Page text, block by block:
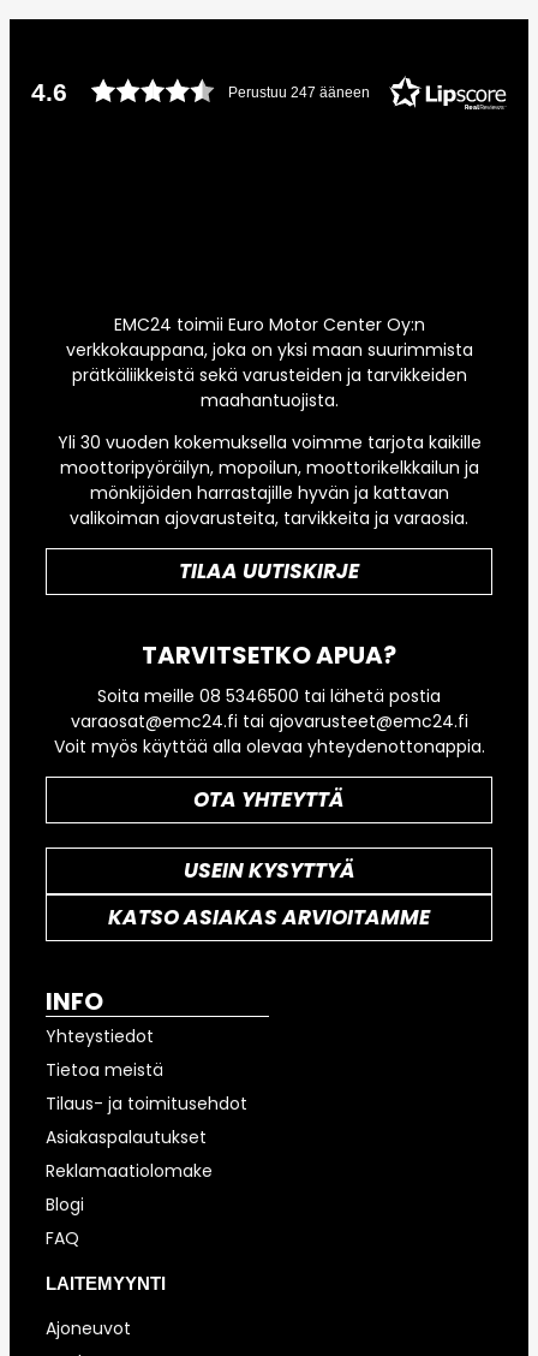
4.6 Perustuu 247 ääneen
EMC24 toimii Euro Motor Center Oy:n
verkkokauppana, joka on yksi maan suurimmista
prätkäliikkeistä sekä varusteiden ja tarvikkeiden
maahantuojista.
Yli 30 vuoden kokemuksella voimme tarjota kaikille
moottoripyöräilyn, mopoilun, moottorikelkkailun ja
mönkijöiden harrastajille hyvän ja kattavan
valikoiman ajovarusteita, tarvikkeita ja varaosia.
TILAA UUTISKIRJE
TARVITSETKO APUA?
Soita meille 08 5346500 tai lähetä postia
varaosat@emc24.fi tai ajovarusteet@emc24.fi
Voit myös käyttää alla olevaa yhteydenottonappia.
OTA YHTEYTTÄ
USEIN KYSYTTYÄ
KATSO ASIAKAS ARVIOITAMME
INFO
Yhteystiedot
Tietoa meistä
Tilaus- ja toimitusehdot
Asiakaspalautukset
Reklamaatiolomake
Blogi
FAQ
LAITEMYYNTI
Ajoneuvot